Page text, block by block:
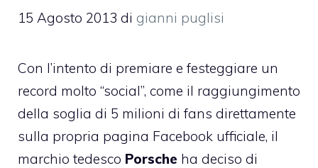
15 Agosto 2013 di gianni puglisi
Con l’intento di premiare e festeggiare un
record molto “social”, come il raggiungimento
della soglia di 5 milioni di fans direttamente
sulla propria pagina Facebook ufficiale, il
marchio tedesco Porsche ha deciso di